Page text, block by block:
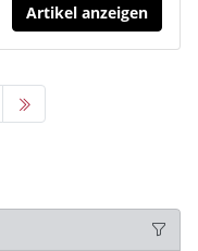
Artikel anzeigen